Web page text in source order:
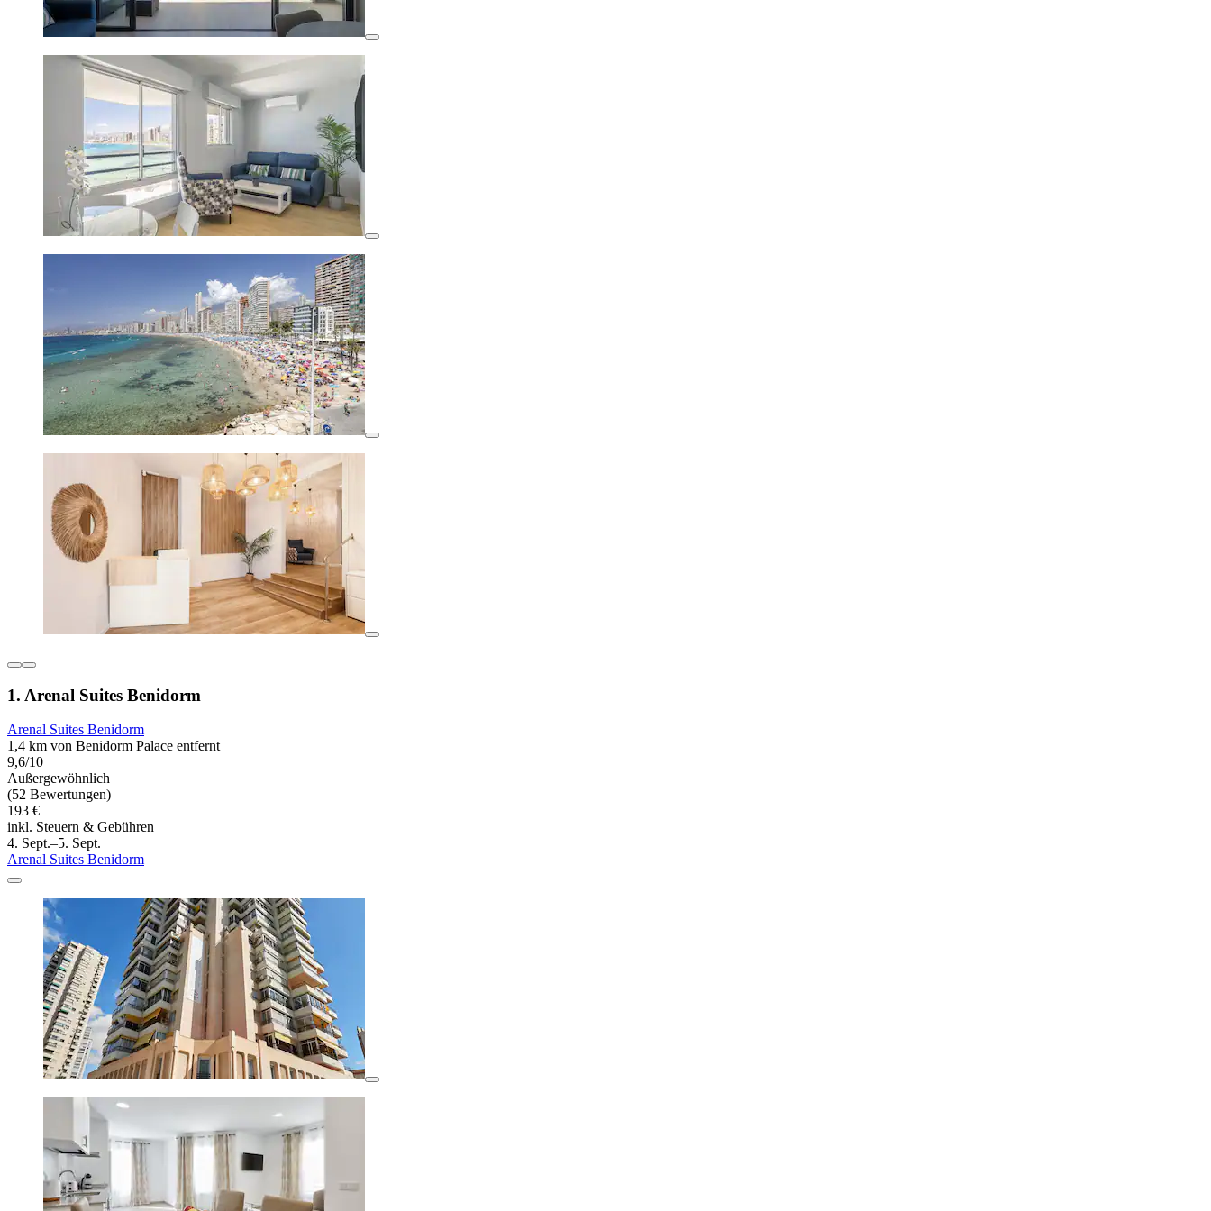
1. Arenal Suites Benidorm
Arenal Suites Benidorm
1,4 km von Benidorm Palace entfernt
9,6/10
Außergewöhnlich
(52 Bewertungen)
193 €
inkl. Steuern & Gebühren
4. Sept.–5. Sept.
Arenal Suites Benidorm